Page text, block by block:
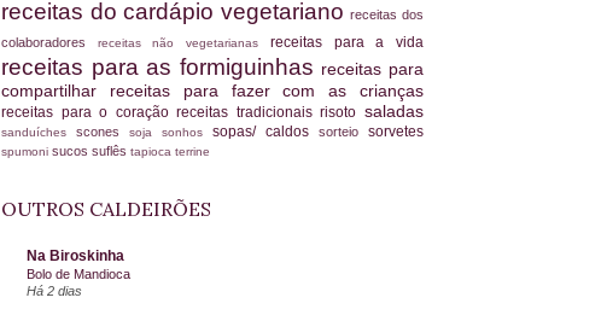
receitas do cardápio vegetarianoreceitas dos
colaboradores receitas não vegetarianas receitas para a vida
receitas para as formiguinhas receitas para
compartilhar receitas para fazer com as crianças
receitas para o coraçãoreceitas tradicionaisrisotosaladas
sanduíches scones soja sonhos sopas/ caldos sorteio sorvetes
spumoni sucos suflês tapioca terrine
OUTROS CALDEIRÕES
Na Biroskinha
Bolo de Mandioca
Há 2 dias